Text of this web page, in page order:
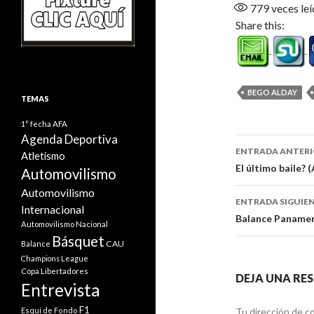
779veces
Share this:
BEGO ALDAY
de
entradas
ENTRADA
El último baile?
ENTRADA
Balance
DEJA UNA
TEMAS
1° fecha AFA
Agenda Deportiva
Atletismo
Automovilismo
Automovilismo
Internacional
Automovilismo Nacional
Balance Básquet CAU
Champions League
Copa Libertadores
Entrevista
Esquí de Fondo F1